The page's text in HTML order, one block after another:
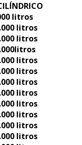
litros
litros
litros
litros
litros
litros
litros
litros
litros
litros
litros